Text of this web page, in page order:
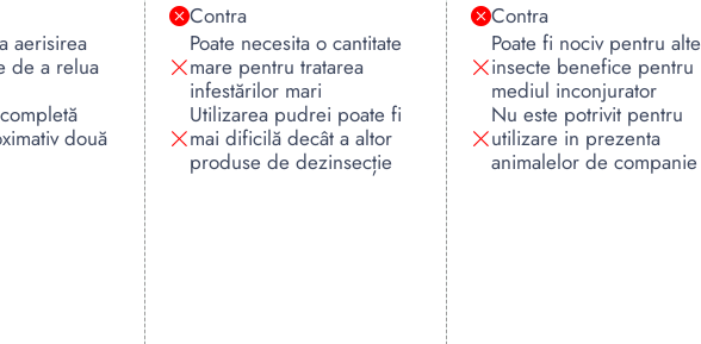
aerisirea
de a relua
două
Contra
Poate necesita o cantitate
mare pentru tratarea
infestărilor mari
Utilizarea pudrei poate fi
mai dificilă decât a altor
produse de dezinsecție
Contra
Poate fi nociv pentru alte
insecte benefice pentru
mediul inconjurator
Nu este potrivit pentru
utilizare in prezenta
animalelor de companie